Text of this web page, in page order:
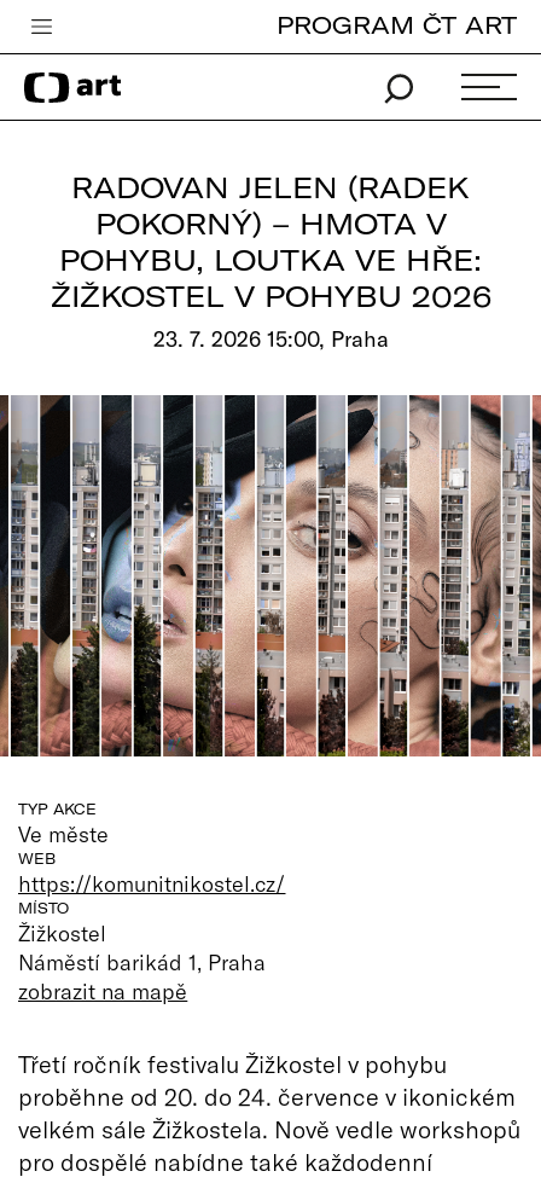
Česká televize
Zpravodajství
TV program
Pro děti
Vše o ČT
PROGRAM ČT ART
RADOVAN JELEN (RADEK
POKORNÝ) – HMOTA V
POHYBU, LOUTKA VE HŘE:
ŽIŽKOSTEL V POHYBU 2026
23. 7. 2026 15:00, Praha
TYP AKCE
Ve měste
WEB
https://komunitnikostel.cz/
MÍSTO
Žižkostel
Náměstí barikád 1, Praha
zobrazit na mapě
Třetí ročník festivalu Žižkostel v pohybu
proběhne od 20. do 24. července v ikonickém
velkém sále Žižkostela. Nově vedle workshopů
pro dospělé nabídne také každodenní